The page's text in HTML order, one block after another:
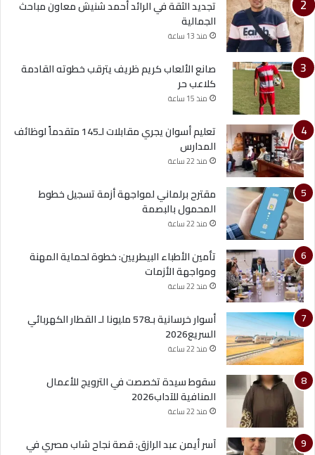
تجديد الثقة في الرائد أحمد شنيش معاون مباحث
الجمالية
منذ 13 ساعة
صانع الألعاب كريم ظريف يترقب خطوته القادمة
كلاعب حر
منذ 15 ساعة
تعليم أسوان يجري مقابلات لـ145 متقدماً لوظائف
المدارس
منذ 22 ساعة
مقترح برلماني لمواجهة أزمة تسجيل خطوط
المحمول بالبصمة
منذ 22 ساعة
تأمين الأطباء البيطريين: خطوة لحماية المهنة
ومواجهة الأزمات
منذ 22 ساعة
أسوار خرسانية بـ578 مليونا لـ القطار الكهربائي
السريع2026
منذ 22 ساعة
سقوط سيدة تخصصت في الترويج للأعمال
المنافية للآداب2026
منذ 22 ساعة
آسر أيمن عبد الرازق: قصة نجاح شاب مصري في